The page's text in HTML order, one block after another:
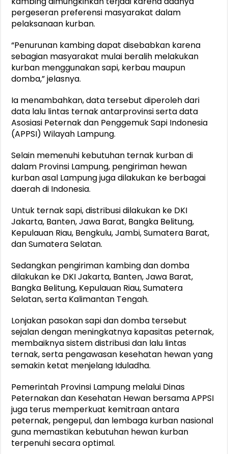
pergeseran preferensi masyarakat dalam
pelaksanaan kurban.
“Penurunan kambing dapat disebabkan karena
sebagian masyarakat mulai beralih melakukan
kurban menggunakan sapi, kerbau maupun
domba,” jelasnya.
Ia menambahkan, data tersebut diperoleh dari
data lalu lintas ternak antarprovinsi serta data
Asosiasi Peternak dan Penggemuk Sapi Indonesia
(APPSI) Wilayah Lampung.
Selain memenuhi kebutuhan ternak kurban di
dalam Provinsi Lampung, pengiriman hewan
kurban asal Lampung juga dilakukan ke berbagai
daerah di Indonesia.
Untuk ternak sapi, distribusi dilakukan ke DKI
Jakarta, Banten, Jawa Barat, Bangka Belitung,
Kepulauan Riau, Bengkulu, Jambi, Sumatera Barat,
dan Sumatera Selatan.
Sedangkan pengiriman kambing dan domba
dilakukan ke DKI Jakarta, Banten, Jawa Barat,
Bangka Belitung, Kepulauan Riau, Sumatera
Selatan, serta Kalimantan Tengah.
Lonjakan pasokan sapi dan domba tersebut
sejalan dengan meningkatnya kapasitas peternak,
membaiknya sistem distribusi dan lalu lintas
ternak, serta pengawasan kesehatan hewan yang
semakin ketat menjelang Iduladha.
Pemerintah Provinsi Lampung melalui Dinas
Peternakan dan Kesehatan Hewan bersama APPSI
juga terus memperkuat kemitraan antara
peternak, pengepul, dan lembaga kurban nasional
guna memastikan kebutuhan hewan kurban
terpenuhi secara optimal.